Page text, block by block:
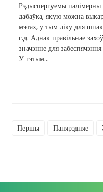
Рэдыспергуемы
дабаўка, якую можна
мэтах, у тым ліку для
г.д. Аднак правільнае
значэнне для
У гэтым...
Першы Папярэдняе